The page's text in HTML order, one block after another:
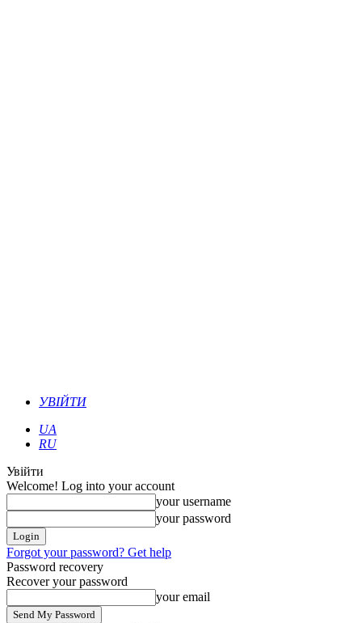
УВІЙТИ
UA
RU
Увійти
Welcome! Log into your account
your username
your password
Forgot your password? Get help
Password recovery
Recover your password
your email